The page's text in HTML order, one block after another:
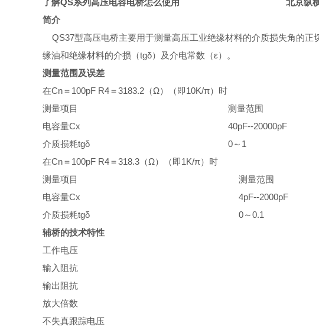
了解QS系列高压电容电桥怎么使用 北京纵横金鼎
简介
QS37型高压电桥主要用于测量高压工业绝缘材料的介质损失角的
缘油和绝缘材料的介损（tgδ）及介电常数（ε）。
测量范围及误差
在Cn＝100pF R4＝3183.2（Ω）（即10K/π）时
测量项目
测量范围
电容量Cx
40pF--20000pF
介质损耗tgδ
0～1
在Cn＝100pF R4＝318.3（Ω）（即1K/π）时
测量项目
测量范围
电容量Cx
4pF--2000pF
介质损耗tgδ
0～0.1
辅桥的技术特性
工作电压
输入阻抗
输出阻抗
放大倍数
不失真跟踪电压